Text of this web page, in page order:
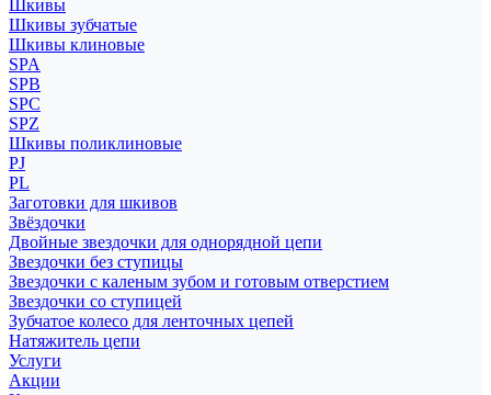
Шкивы
Шкивы зубчатые
Шкивы клиновые
SPA
SPB
SPC
SPZ
Шкивы поликлиновые
PJ
PL
Заготовки для шкивов
Звёздочки
Двойные звездочки для однорядной цепи
Звездочки без ступицы
Звездочки с каленым зубом и готовым отверстием
Звездочки со ступицей
Зубчатое колесо для ленточных цепей
Натяжитель цепи
Услуги
Акции